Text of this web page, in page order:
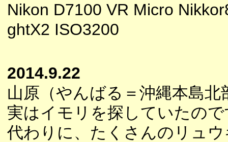
Nikon D7100 VR Micro
ghtX2 ISO3200
2014.9.22
山原（やんばる＝沖縄本島
実はイモリを探していたの
代わりに、たくさんのリュ